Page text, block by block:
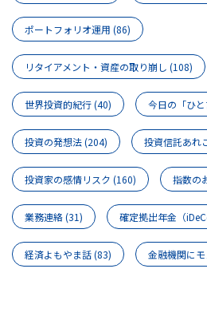
ポートフォリオ運用 (86)
リタイアメント・資産の取り崩し (108)
世界投資的紀行(40) 今日の「ひと
投資の発想法(204) 投資信託あれ
投資家の感情リスク (160) 指数の
業務連絡(31) 確定拠出年金（
経済よもやま話(83) 金融機関に